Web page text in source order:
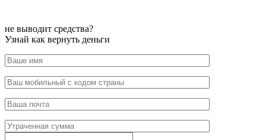
не выводит средства?
Узнай как вернуть деньги